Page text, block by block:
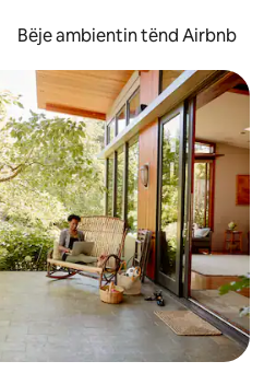
Bëje ambientin tënd Airbnb